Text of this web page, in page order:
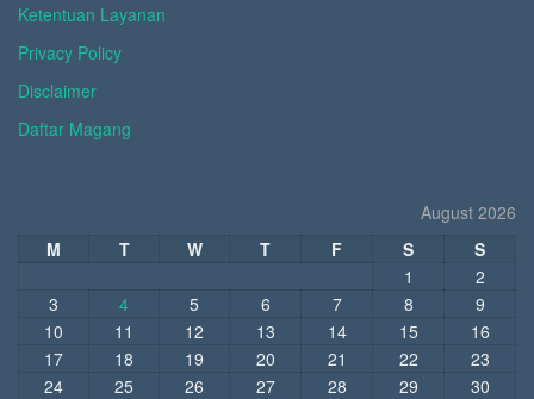
Ketentuan Layanan
Privacy Policy
Disclaimer
Daftar Magang
August 2026
M
T W T F S
S
1
2
3
4 5 6 7 8
9
10
11 12 13 14 15
16
17
18 19 20 21 22
23
24
25 26 27 28 29
30